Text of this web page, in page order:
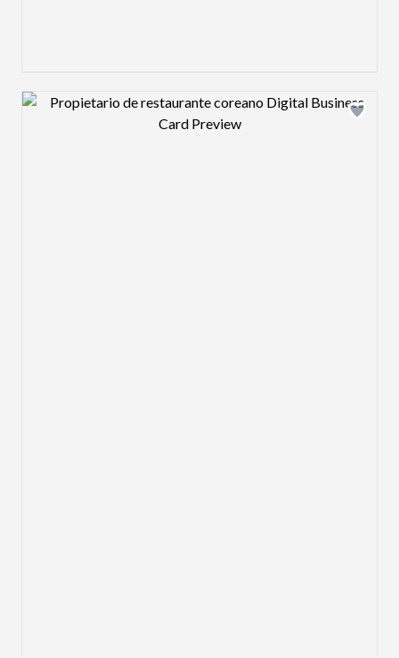
Design preview image